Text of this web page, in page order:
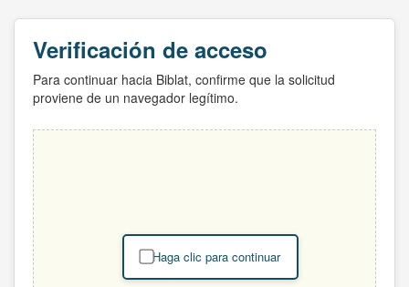
Verificación de acceso
Para continuar hacia Biblat, confirme que la solicitud
proviene de un navegador legítimo.
Haga clic para continuar